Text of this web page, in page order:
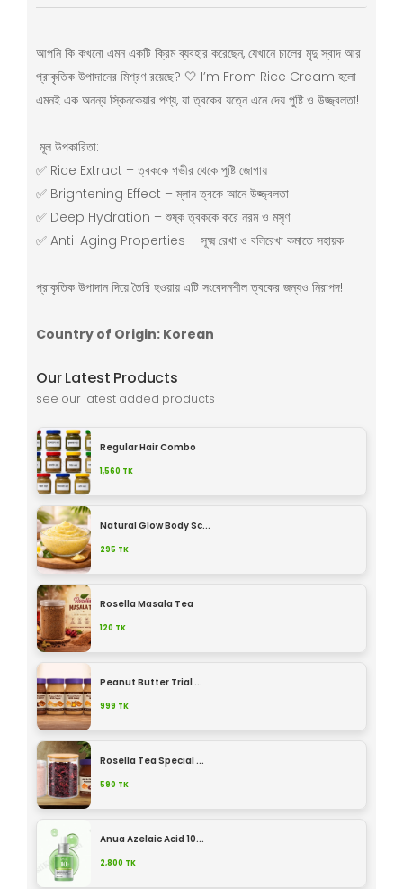
আপনি কি কখনো এমন একটি ক্রিম ব্যবহার করেছেন, যেখানে চালের মৃদু স্বাদ আর
প্রাকৃতিক উপাদানের মিশ্রণ রয়েছে? 🤍 I’m From Rice Cream হলো
এমনই এক অনন্য স্কিনকেয়ার পণ্য, যা ত্বকের যত্নে এনে দেয় পুষ্টি ও উজ্জ্বলতা!
মূল উপকারিতা:
✅ Rice Extract – ত্বককে গভীর থেকে পুষ্টি জোগায়
✅ Brightening Effect – ম্লান ত্বকে আনে উজ্জ্বলতা
✅ Deep Hydration – শুষ্ক ত্বককে করে নরম ও মসৃণ
✅ Anti-Aging Properties – সূক্ষ্ম রেখা ও বলিরেখা কমাতে সহায়ক
প্রাকৃতিক উপাদান দিয়ে তৈরি হওয়ায় এটি সংবেদনশীল ত্বকের জন্যও নিরাপদ!
Country of Origin: Korean
Our Latest Products
see our latest added products
Regular Hair Combo
1,560 TK
Natural Glow Body Sc...
295 TK
Rosella Masala Tea
120 TK
Peanut Butter Trial ...
999 TK
Rosella Tea Special ...
590 TK
Anua Azelaic Acid 10...
2,800 TK